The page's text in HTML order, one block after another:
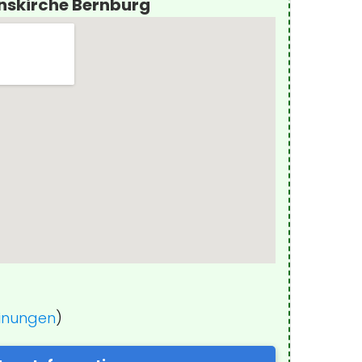
Bernburg
)